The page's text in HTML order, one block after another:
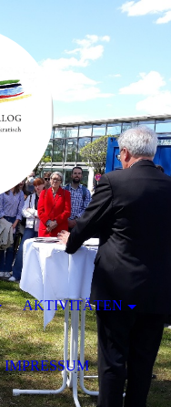
AKTIVITÄTEN
IMPRESSUM